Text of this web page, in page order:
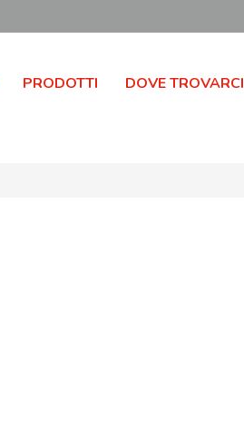
PRODOTTI DOVE TROVARCI